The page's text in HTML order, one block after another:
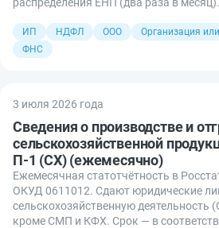
ИП НДФЛ ООО
Организация
ФНС
3 июля 2026 года
Сведения о производстве и
сельскохозяйственной
П-1 (СХ) (ежемесячно)
Ежемесячная статотчётность в
ОКУД 0611012. Сдают юридические
сельскохозяйственную
кроме СМП и КФХ. Срок — в